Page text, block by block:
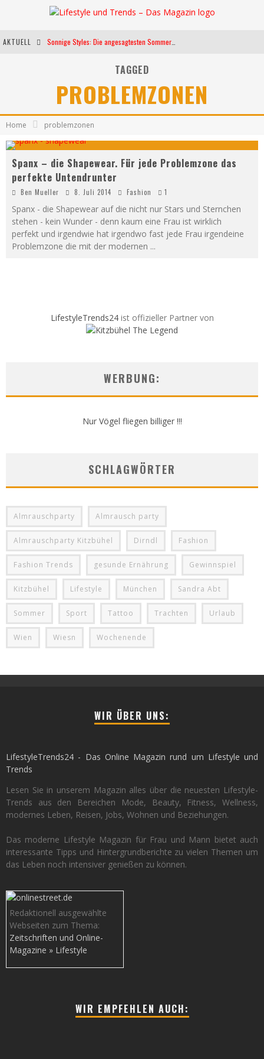
AKTUELL
Weltfrauentag - Eine Feier der Weiblichkeit
Kann unsere Ernährung das biologische Altern verlangsamen?
TAGGED
PROBLEMZONEN
Home problemzonen
Spanx – die Shapewear. Für jede Problemzone das
perfekte Untendrunter
Ben Mueller 8. Juli 2014 Fashion 1
Spanx - die Shapewear auf die nicht nur Stars und Sternchen
stehen - kein Wunder - denn kaum eine Frau ist wirklich
perfekt und irgendwie hat irgendwo fast jede Frau irgendeine
Problemzone die mit der modernen ...
LifestyleTrends24ist offizieller Partner von
WERBUNG:
Nur Vögel fliegen billiger !!!
SCHLAGWÖRTER
Almrauschparty Almrausch party
Almrauschparty Kitzbühel Dirndl Fashion
Fashion Trends gesunde Ernährung Gewinnspiel
Kitzbühel Lifestyle München Sandra Abt
Sommer Sport Tattoo Trachten Urlaub
Wien Wiesn Wochenende
WIR ÜBER UNS:
LifestyleTrends24 - Das Online Magazin rund um Lifestyle und
Trends
Lesen Sie in unserem Magazin alles über die neuesten Lifestyle-
Trends aus den Bereichen Mode, Beauty, Fitness, Wellness,
modernes Leben, Reisen, Jobs, Wohnen und Beziehungen.
Das moderne Lifestyle Magazin für Frau und Mann bietet auch
interessante Tipps und Hintergrundberichte zu vielen Themen um
das Leben noch intensiver genießen zu können.
Redaktionell ausgewählte
Webseiten zum Thema:
Zeitschriften und Online-
Magazine » Lifestyle
WIR EMPFEHLEN AUCH: